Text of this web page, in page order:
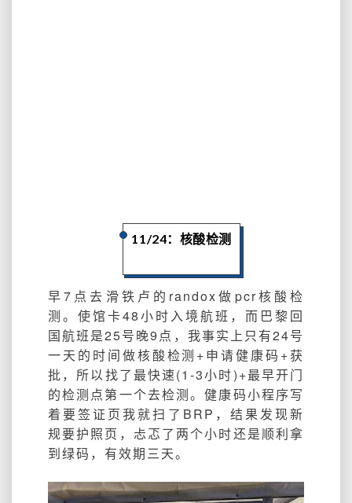
11/24：核酸检测
早7点去滑铁卢的randox做pcr核酸检
测。 使馆卡48小时入境航班，而巴黎回
国航班是25号晚9点，我事实上只有24号
一天的时间做核酸检测+申请健康码+获
批，所以找了最快速(1-3小时)+最早开门
的检测点第一个去检测。健康码小程序写
着要签证页我就扫了BRP，结果发现新
规要护照页，忐忑了两个小时还是顺利拿
到绿码，有效期三天。